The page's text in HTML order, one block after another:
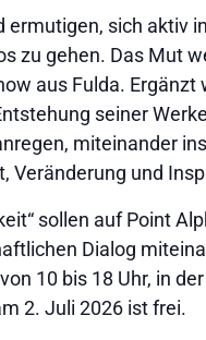
sich aktiv
zu gehen. Das Mut
aus Fulda. Ergänzt
seiner
miteinander
Veränderung und
sollen auf Point
Dialog
10 bis 18 Uhr, in
2. Juli 2026 ist frei.